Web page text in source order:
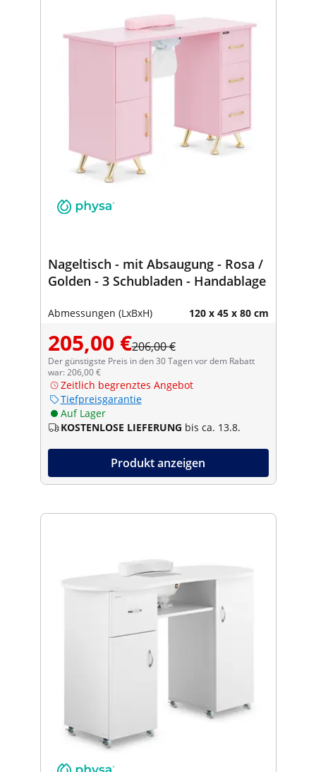
Nageltisch - mit Absaugung - Rosa /
Golden - 3 Schubladen - Handablage
Abmessungen (LxBxH) 120 x 45 x 80 cm
205,00 €206,00 €
Der günstigste Preis in den 30 Tagen vor dem Rabatt
war: 206,00 €
Zeitlich begrenztes Angebot
Tiefpreisgarantie
Auf Lager
KOSTENLOSE LIEFERUNG bis ca. 13.8.
Produkt anzeigen